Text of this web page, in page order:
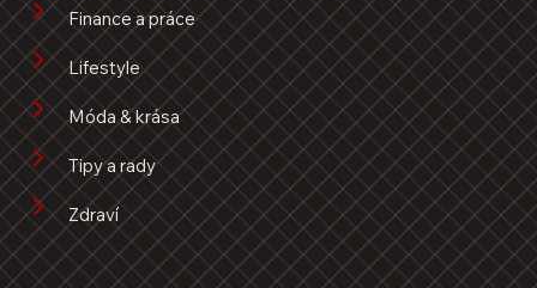
Finance a práce
Lifestyle
Móda & krása
Tipy a rady
Zdraví